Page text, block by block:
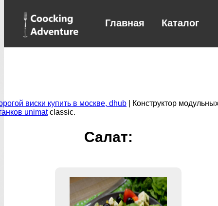
Главная Каталог
виски купить в москве, dhub | Конструктор
unimatclassic.
Салат: